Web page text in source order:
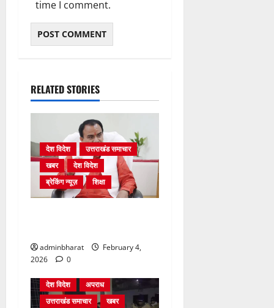
time I comment.
RELATED STORIES
देश विदेश
उत्तराखंड समाचार
खबर
देश विदेश
ब्रेकिंग न्यूज़
शिक्षा
adminbharat
February 4,
2026
0
देश विदेश
अपराध
उत्तराखंड समाचार
खबर